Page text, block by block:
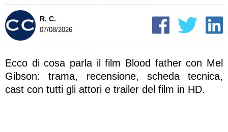
R. C.
07/08/2026
Ecco di cosa parla il film Blood father con Mel
Gibson: trama, recensione, scheda tecnica,
cast con tutti gli attori e trailer del film in HD.